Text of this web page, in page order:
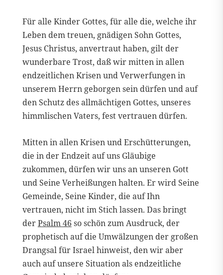
Für alle Kinder Gottes, für alle die, welche ihr
Leben dem treuen, gnädigen Sohn Gottes,
Jesus Christus, anvertraut haben, gilt der
wunderbare Trost, daß wir mitten in allen
endzeitlichen Krisen und Verwerfungen in
unserem Herrn geborgen sein dürfen und auf
den Schutz des allmächtigen Gottes, unseres
himmlischen Vaters, fest vertrauen dürfen.
Mitten in allen Krisen und Erschütterungen,
die in der Endzeit auf uns Gläubige
zukommen, dürfen wir uns an unseren Gott
und Seine Verheißungen halten. Er wird Seine
Gemeinde, Seine Kinder, die auf Ihn
vertrauen, nicht im Stich lassen. Das bringt
derPsalm 46 so schön zum Ausdruck, der
prophetisch auf die Umwälzungen der großen
Drangsal für Israel hinweist, den wir aber
auch auf unsere Situation als endzeitliche